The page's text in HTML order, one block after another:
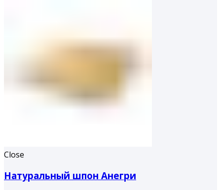
Close
Натуральный шпон Анегри